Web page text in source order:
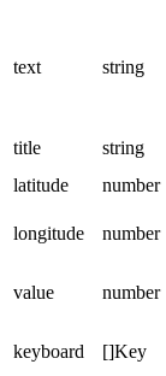
text string
title
string
latitude
number
longitude
number
value number
keyboard []Key